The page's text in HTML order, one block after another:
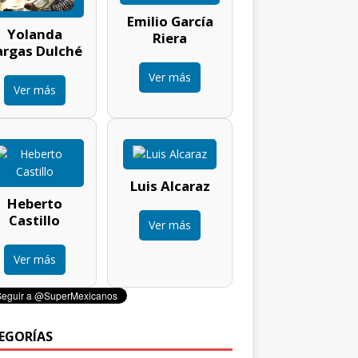
Yolanda
Dulché
Ver más
Emilio García
Riera
Ver más
Heberto
Castillo
Ver más
Luis Alcaraz
Ver más